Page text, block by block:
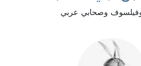
وصحابي عربي